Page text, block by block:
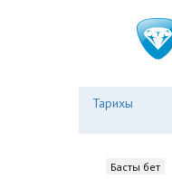
Тарихы
Басты бет